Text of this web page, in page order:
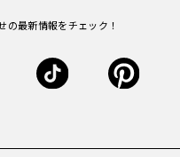
の最新情報をチェック！